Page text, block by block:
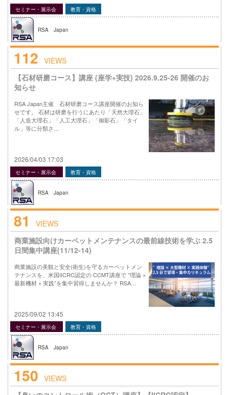
セミナー・展示会 教育・資格
RSA Japan
112 VIEWS
【石材研磨コース】講座 (座学+実技) 2026.9.25-26 開催のお
知らせ
RSA Japan主催 石材研磨コース講座開催のお知ら
せです。 石材は研磨を行うにあたり「天然大理石」
「人造大理石」「人工大理石」「御影石」「タイ
ル」等に分類さ…
2026/04/03 17:03
セミナー・展示会 教育・資格
RSA Japan
81
VIEWS
商業施設向けカーペットメンテナンスの最前線技術を学ぶ 2.5
日間集中講座(11/12-14)
商業施設の美観と安全(衛生)を守るカーペットメン
テナンスを、米国IICRC認定の CCMT講座で ”理論 ×
最新機材 × 実践”を集中習得しませんか？ RSA…
2025/09/02 13:45
セミナー・展示会 教育・資格
RSA Japan
150 VIEWS